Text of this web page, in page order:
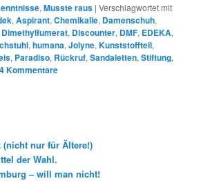
,Musste raus |Verschlagwortet mit
,Aspirant,Chemikalie, Damenschuh,
Dimethylfumerat, Discounter, DMF, EDEKA,
,humana,Jolyne,Kunststoffteil,
, Paradiso, Rückruf,Sandaletten,Stiftung,
4Kommentare
(nicht nur für Ältere!)
der Wahl.
– will man nicht!